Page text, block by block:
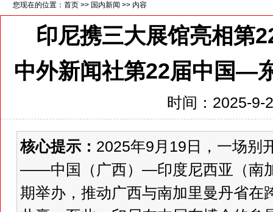
您现在的位置： 首页 >> 国内新闻 >> 内容
印尼携三大展馆亮相第
中外新闻社第22届中国—
时间：2025-9-
核心提示： 2025年9月19日，一场别
——中国（广西）—印度尼西亚（南
期举办，推动广西与南加里曼丹省在